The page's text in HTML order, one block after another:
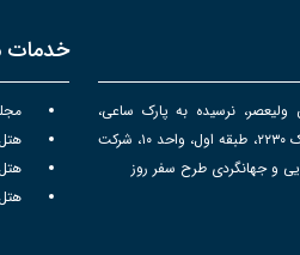
ولیعصر، نرسیده به پارک ساعی،
برج سپهر ساعی، پلاک ۲۲۳۰، طبقه اول، واحد ۱۰، شرکت
و جهانگردی طرح سفر روز
خدمات